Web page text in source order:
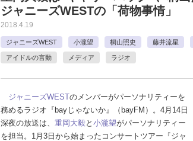
ジャニーズWESTの「荷物事情」
2018.4.19
ジャニーズWEST 小瀧望 桐山照史 藤井流星
アイドルの言動 メディア ラジオ
ジャニーズWESTのメンバーがパーソナリティーを
務めるラジオ『bayじゃないか』（bayFM）。4月14日
深夜の放送は、 重岡大毅と 小瀧望がパーソナリティー
を担当。1月3日から始まったコンサートツアー『ジャ